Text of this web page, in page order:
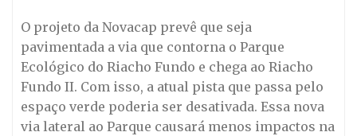
O projeto da Novacap prevê que seja
pavimentada a via que contorna o Parque
Ecológico do Riacho Fundo e chega ao Riacho
Fundo II. Com isso, a atual pista que passa pelo
espaço verde poderia ser desativada. Essa nova
via lateral ao Parque causará menos impactos na